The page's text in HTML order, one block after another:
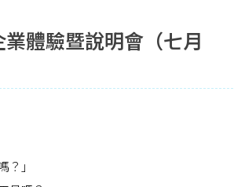
體驗暨說明會（七月
？」